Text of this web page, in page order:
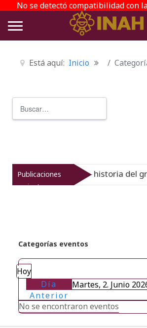
No se detectó compatibilidad con
Está aquí: Inicio
Publicaciones
recientes
Virreinato muestra la historia del
Categorías eventos
Hoy
Día
Anterior
Martes, 2. Junio
No se encontraron eventos